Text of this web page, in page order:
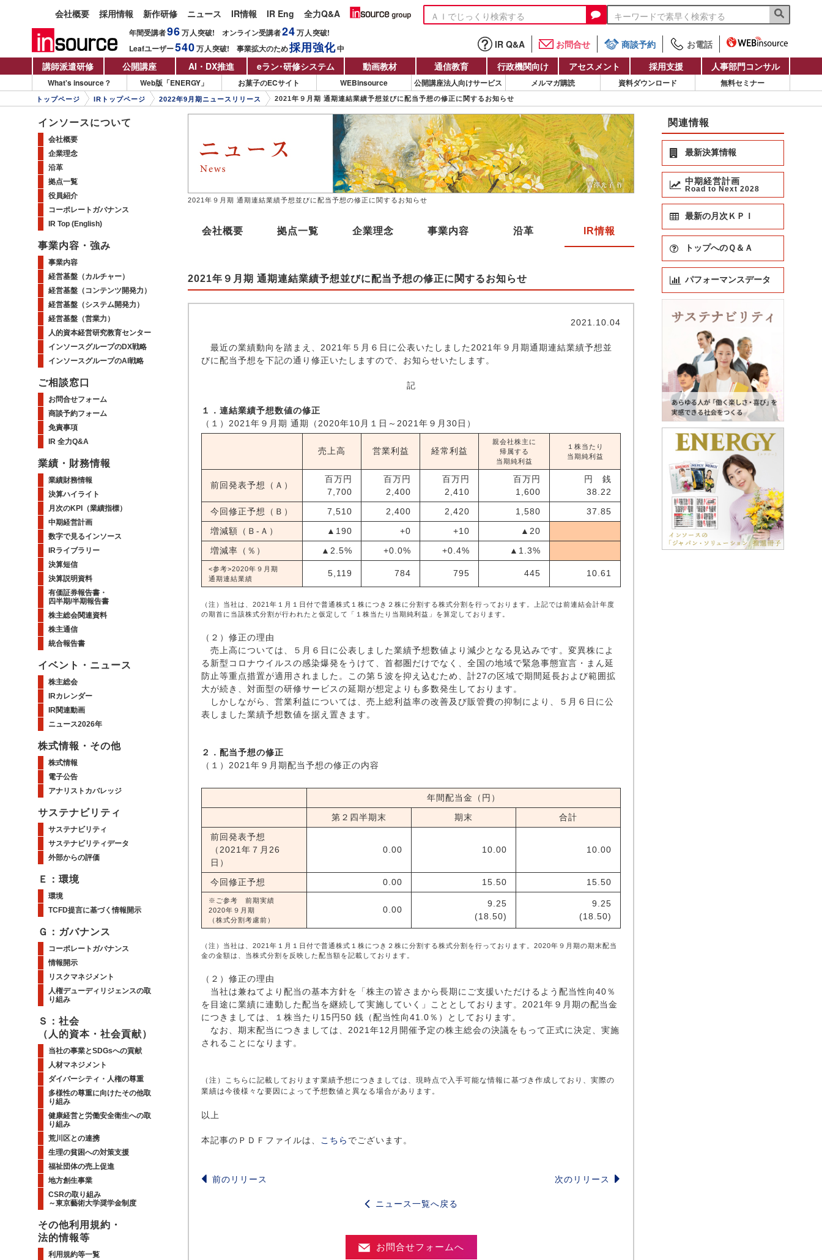
会社概要 採用情報 新作研修 ニュース IR情報 IR Eng 全力Q&A
年間受講者96万人突破! オンライン受講者24万人突破!
Leafユーザー540万人突破! 事業拡大のため採用強化中 IR Q&A お問合せ 商談予約
お電話
講師派遣研修
公開講座 AI・DX推進 eラン・研修システム 動画教材 通信教育 行政機関向け アセスメント 採用支援 人事部門コンサル
What's insource？ Web版「ENERGY」 お菓子のECサイト WEBinsource 公開講座法人向けサービス メルマガ購読 資料ダウンロード 無料セミナー
トップページ IRトップページ 2022年9月期ニュースリリース 2021年９月期 通期連結業績予想並びに配当予想の修正に関するお知らせ
2021年９月期 通期連結業績予想並びに配当予想の修正に関するお知らせ
会社概要 拠点一覧 企業理念 事業内容 沿革 IR情報
2021年９月期 通期連結業績予想並びに配当予想の修正に関するお知らせ
2021.10.04
最近の業績動向を踏まえ、2021年５月６日に公表いたしました2021年９月期通期連結業績予想並
びに配当予想を下記の通り修正いたしますので、お知らせいたします。
記
１．連結業績予想数値の修正
（１）2021年９月期 通期（2020年10月１日～2021年９月30日）
売上高 営業利益 経常利益
親会社株主に
帰属する
当期純利益
１株当たり
当期純利益
前回発表予想（Ａ）
百万円
7,700
百万円
2,400
百万円
2,410
百万円
1,600
円 銭
38.22
今回修正予想（Ｂ）
7,510 2,400 2,420 1,580
37.85
増減額（Ｂ-Ａ）
▲190 +0 +10
▲20
増減率（％）
▲2.5% +0.0% +0.4% ▲1.3%
<参考>2020年９月期
通期連結業績
5,119 784 795 445 10.61
（注）当社は、2021年１月１日付で普通株式１株につき２株に分割する株式分割を行っております。上記では前連結会計年度
の期首に当該株式分割が行われたと仮定して「１株当たり当期純利益」を算定しております。
（２）修正の理由
売上高については、５月６日に公表しました業績予想数値より減少となる見込みです。変異株によ
る新型コロナウイルスの感染爆発をうけて、首都圏だけでなく、全国の地域で緊急事態宣言・まん延
防止等重点措置が適用されました。この第５波を抑え込むため、計27の区域で期間延長および範囲拡
大が続き、対面型の研修サービスの延期が想定よりも多数発生しております。
しかしながら、営業利益については、売上総利益率の改善及び販管費の抑制により、５月６日に公
表しました業績予想数値を据え置きます。
２．配当予想の修正
（１）2021年９月期配当予想の修正の内容
年間配当金（円）
第２四半期末
期末
合計
前回発表予想
（2021年７月26
日）
0.00 10.00 10.00
今回修正予想 0.00 15.50 15.50
※ご参考 前期実績
2020年９月期
（株式分割考慮前）
0.00
9.25
(18.50)
9.25
(18.50)
（注）当社は、2021年１月１日付で普通株式１株につき２株に分割する株式分割を行っております。2020年９月期の期末配当
金の金額は、当株式分割を反映した配当額を記載しております。
（２）修正の理由
当社は兼ねてより配当の基本方針を「株主の皆さまから長期にご支援いただけるよう配当性向40％
を目途に業績に連動した配当を継続して実施していく」こととしております。2021年９月期の配当金
につきましては、１株当たり15円50 銭（配当性向41.0％）としております。
なお、期末配当につきましては、2021年12月開催予定の株主総会の決議をもって正式に決定、実施
されることになります。
（注）こちらに記載しております業績予想につきましては、現時点で入手可能な情報に基づき作成しており、実際の
業績は今後様々な要因によって予想数値と異なる場合があります。
以上
本記事のＰＤＦファイルは、 こちら でございます。
前のリリース 次のリリース
ニュース一覧へ戻る
お問合せフォームへ
インソースについて
会社概要
企業理念
沿革
拠点一覧
役員紹介
コーポレートガバナンス
IR Top (English)
事業内容・強み
事業内容
経営基盤（カルチャー）
経営基盤（コンテンツ開発力）
経営基盤（システム開発力）
経営基盤（営業力）
人的資本経営研究教育センター
インソースグループのDX戦略
インソースグループのAI戦略
ご相談窓口
お問合せフォーム
商談予約フォーム
免責事項
IR 全力Q&A
業績・財務情報
業績財務情報
決算ハイライト
月次のKPI（業績指標）
中期経営計画
数字で見るインソース
IRライブラリー
決算短信
決算説明資料
有価証券報告書・
四半期/半期報告書
株主総会関連資料
株主通信
統合報告書
イベント・ニュース
株主総会
IRカレンダー
IR関連動画
ニュース2026年
株式情報・その他
株式情報
電子公告
アナリストカバレッジ
サステナビリティ
サステナビリティ
サステナビリティデータ
外部からの評価
Ｅ：環境
環境
TCFD提言に基づく情報開示
Ｇ：ガバナンス
コーポレートガバナンス
情報開示
リスクマネジメント
人権デューディリジェンスの取
り組み
Ｓ：社会
（人的資本・社会貢献）
当社の事業とSDGsへの貢献
人材マネジメント
ダイバーシティ・人権の尊重
多様性の尊重に向けたその他取
り組み
健康経営と労働安全衛生への取
り組み
荒川区との連携
生理の貧困への対策支援
福祉団体の売上促進
地方創生事業
CSRの取り組み
～東京藝術大学奨学金制度
その他利用規約・
法的情報等
利用規約等一覧
関連情報
最新決算情報
中期経営計画
Road to Next 2028
最新の月次ＫＰＩ
トップへのＱ＆Ａ
パフォーマンスデータ